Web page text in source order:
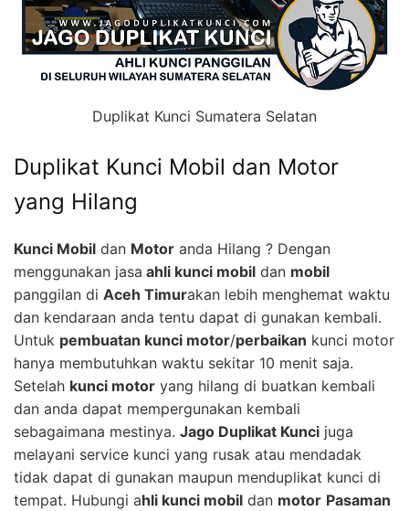
Duplikat Kunci Sumatera Selatan
Duplikat Kunci Mobil dan Motor
yang Hilang
Kunci Mobil dan Motor anda Hilang ? Dengan
menggunakan jasa ahli kunci mobil dan mobil
panggilan di Aceh Timurakan lebih menghemat waktu
dan kendaraan anda tentu dapat di gunakan kembali.
Untuk pembuatan kunci motor/perbaikan kunci motor
hanya membutuhkan waktu sekitar 10 menit saja.
Setelah kunci motor yang hilang di buatkan kembali
dan anda dapat mempergunakan kembali
sebagaimana mestinya. Jago Duplikat Kunci juga
melayani service kunci yang rusak atau mendadak
tidak dapat di gunakan maupun menduplikat kunci di
tempat. Hubungi ahli kunci mobil dan motor Pasaman